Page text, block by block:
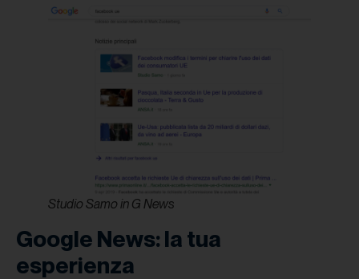
Studio Samo in G News
Google News: la tua
esperienza